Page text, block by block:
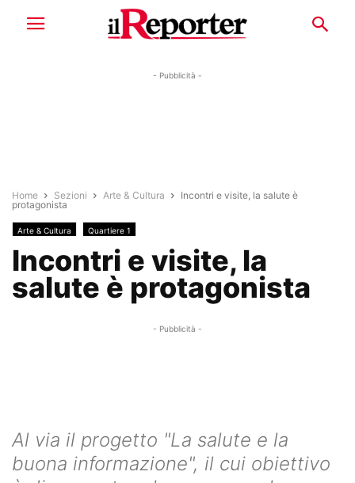
- Pubblicità -
Home Sezioni Arte & Cultura
Incontri e visite, la salute è
protagonista
Arte & Cultura Quartiere 1
Incontri e visite, la
salute è protagonista
- Pubblicità -
Al via il progetto "La salute e la
buona informazione", il cui obiettivo